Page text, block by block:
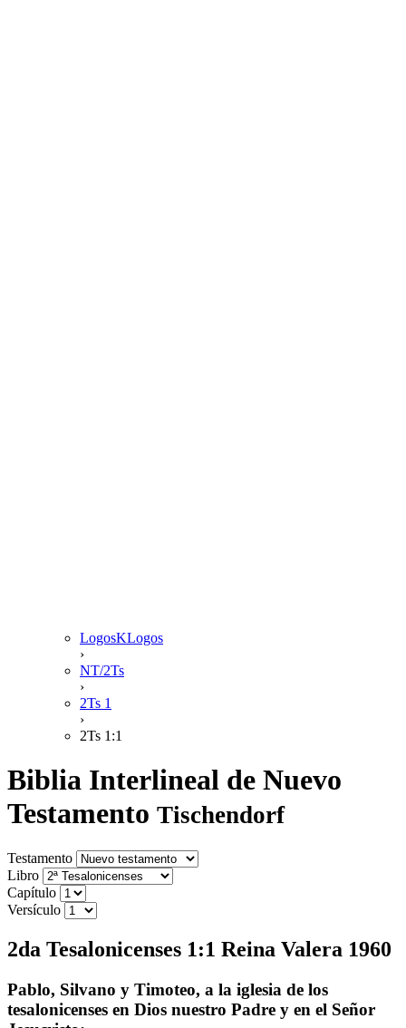
LogosKLogos
›
NT/2Ts
›
2Ts 1
›
2Ts 1:1
Biblia Interlineal de Nuevo
Testamento Tischendorf
Testamento
Libro
Capítulo
Versículo
2da Tesalonicenses 1:1 Reina Valera 1960
Pablo, Silvano y Timoteo, a la iglesia de los
tesalonicenses en Dios nuestro Padre y en el Señor